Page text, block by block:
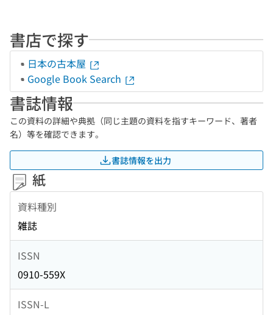
書店で探す
日本の古本屋
Google Book Search
書誌情報
この資料の詳細や典拠（同じ主題の資料を指すキーワード、著者
名）等を確認できます。
書誌情報を出力
紙
資料種別
雑誌
ISSN
0910-559X
ISSN-L